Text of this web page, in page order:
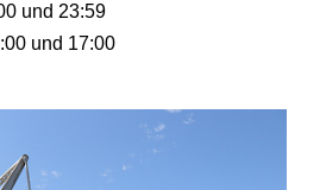
und 23:59
und 17:00